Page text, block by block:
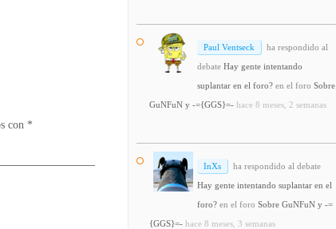
con *
Paul Ventseck
ha respondido al
debate Hay gente intentando
suplantar en el foro? en el foro Sobre
GuNFuN y -={GGS}=- hace 8 meses, 2 semanas
InXs
ha respondido al debate
Hay gente intentando suplantar en el
foro? en el foro Sobre GuNFuN y -=
{GGS}=- hace 8 meses, 3 semanas